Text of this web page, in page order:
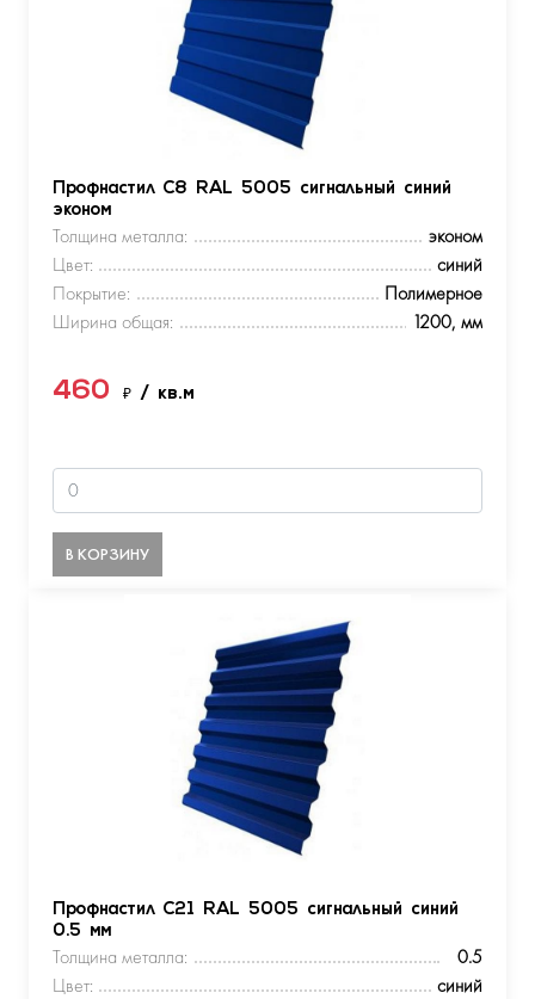
Профнастил С8 RAL 5005 сигнальный синий
эконом
Толщина металла:
эконом
Цвет:
синий
Покрытие:
Полимерное
Ширина общая:
1200, мм
460 ₽ / кв.м
В КОРЗИНУ
Профнастил С21 RAL 5005 сигнальный синий
0.5 мм
Толщина металла:
0.5
Цвет:
синий